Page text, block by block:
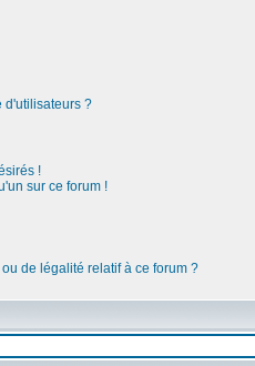
d'utilisateurs ?
!
sur ce forum !
de légalité relatif à ce forum ?